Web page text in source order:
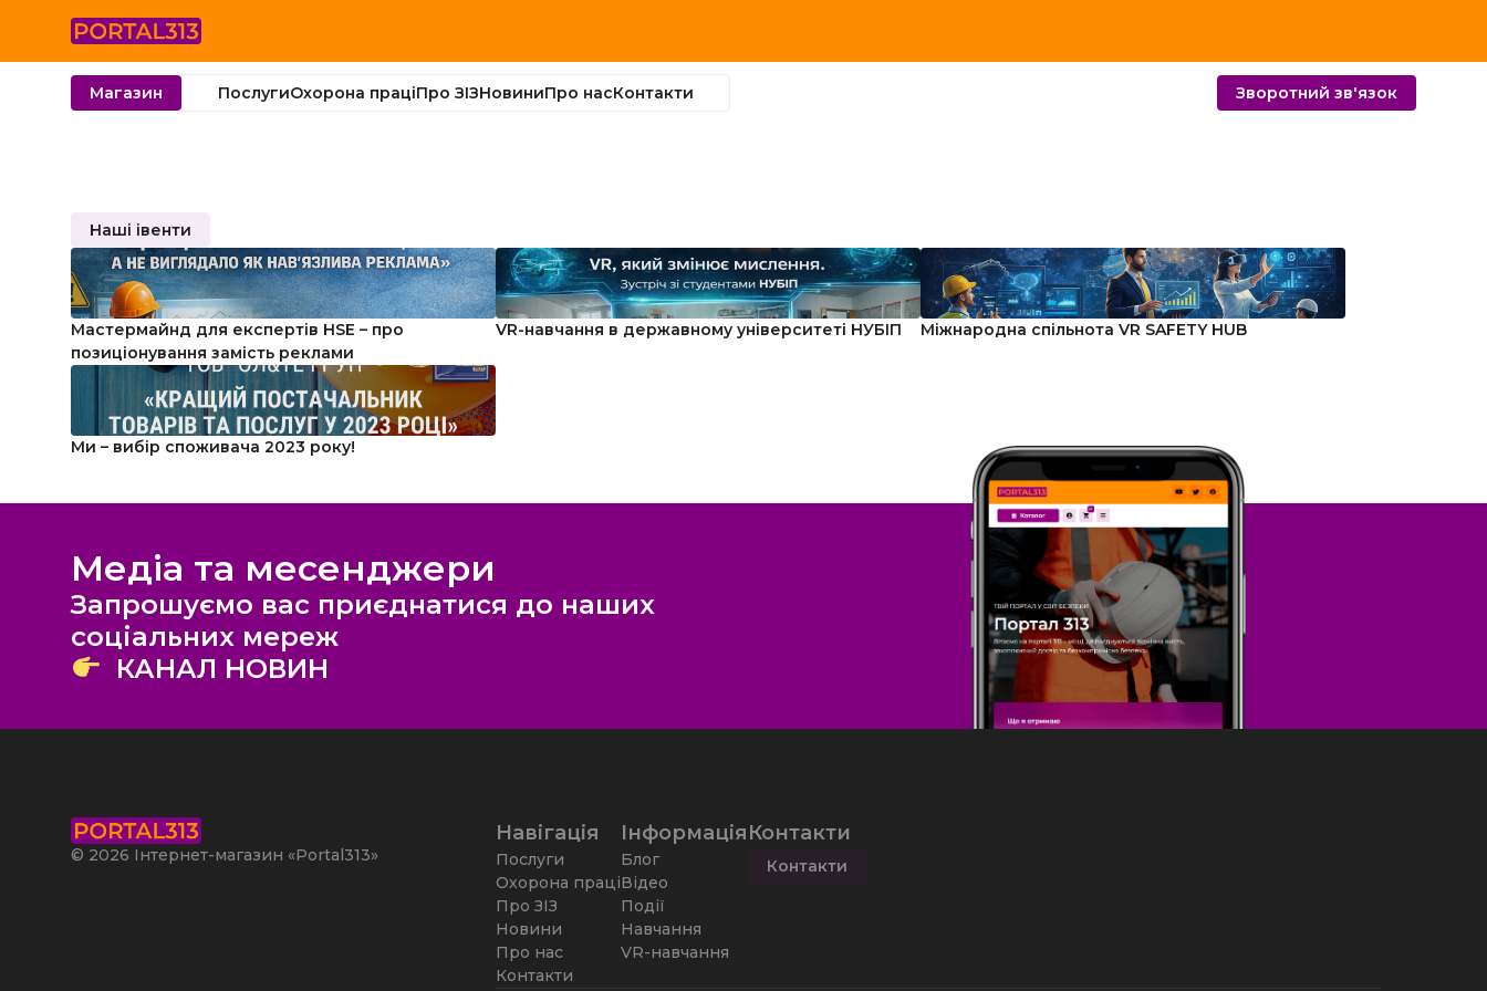
Магазин ПослугиОхорона праціПро ЗІЗНовиниПро насКонтакти Зворотний зв'язок
Наші івенти
Мастермайнд для експертів HSE – про
позиціонування замість реклами
VR-навчання в державному університеті НУБІП Міжнародна спільнота VR SAFETY HUB
Ми – вибір споживача 2023 року!
Медіа та месенджери
Запрошуємо вас приєднатися до наших
соціальних мереж
КАНАЛ НОВИН
© 2026 Інтернет-магазин «Portal313»
Навігація
Послуги
Охорона праці
Про ЗІЗ
Новини
Про нас
Контакти
Інформація
Блог
Відео
Події
Навчання
VR-навчання
Контакти
Контакти